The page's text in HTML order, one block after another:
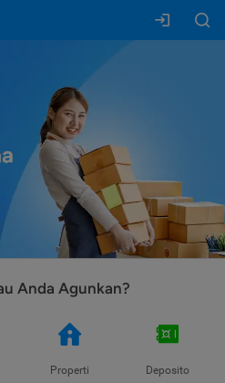
Anda Agunkan?
Properti Deposito